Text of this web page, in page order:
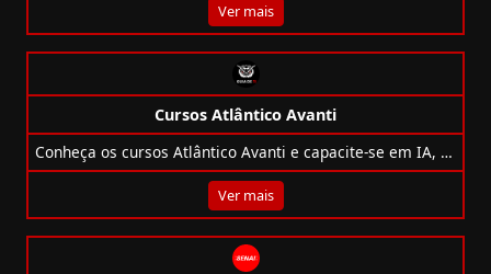
Ver mais
Cursos Atlântico Avanti
Conheça os cursos Atlântico Avanti e capacite-se em IA, inovação e liderança para liderar a transformação no mercado de tecnologia.
Ver mais